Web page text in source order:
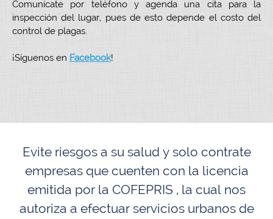
Comunícate por teléfono y agenda una cita para la
inspección del lugar, pues de esto depende el costo del
control de plagas.
¡Síguenos en Facebook!
Evite riesgos a su salud y solo contrate
empresas que cuenten con la licencia
emitida por la COFEPRIS , la cual nos
autoriza a efectuar servicios urbanos de